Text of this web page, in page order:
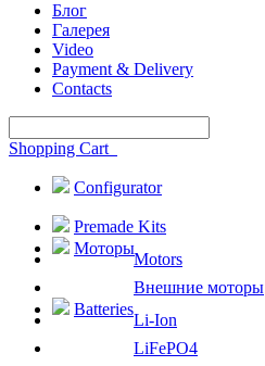
Блог
Галерея
Video
Payment & Delivery
Contacts
Shopping Cart
Configurator
Premade Kits
Моторы
Motors
Внешние моторы
Batteries
Li-Ion
LiFePO4